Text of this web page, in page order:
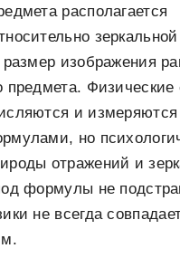
располагается
зеркальной
изображения
предмета. Физические
и измеряются
но
отражений и
формулы не
не всегда